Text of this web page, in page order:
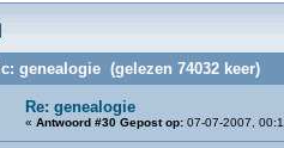
genealogie (gelezen 74032 keer)
Re: genealogie
« Antwoord #30 Gepost op:07-07-2007,